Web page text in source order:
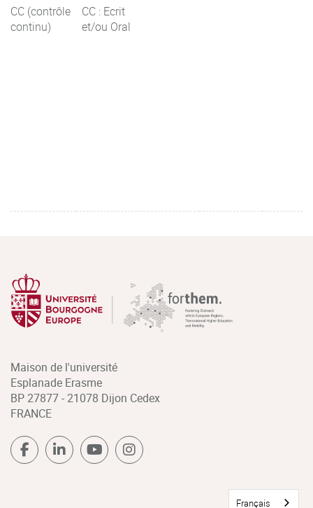
CC (contrôle
continu)
CC : Ecrit
et/ou Oral
Maison de l'université
Esplanade Erasme
BP 27877 - 21078 Dijon Cedex
FRANCE
Français